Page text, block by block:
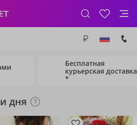
Бесплатная
курьерская доставка
*
дня